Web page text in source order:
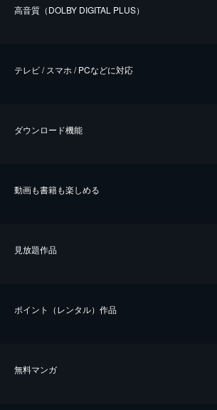
⾼⾳質（DOLBY DIGITAL PLUS）
テレビ / スマホ / PCなどに対応
ダウンロード機能
動画も書籍も楽しめる
⾒放題作品
ポイント（レンタル）作品
無料マンガ